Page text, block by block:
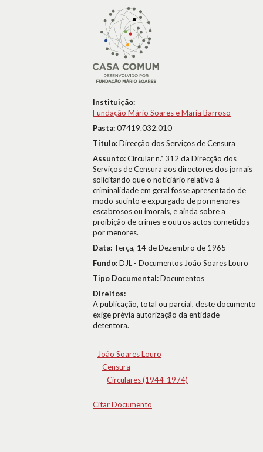
Instituição:
Fundação Mário Soares e Maria Barroso
Pasta:07419.032.010
Título:Direcção dos Serviços de Censura
Assunto:Circular n.º 312 da Direcção dos
Serviços de Censura aos directores dos jornais
solicitando que o noticiário relativo à
criminalidade em geral fosse apresentado de
modo sucinto e expurgado de pormenores
escabrosos ou imorais, e ainda sobre a
proibição de crimes e outros actos cometidos
por menores.
Data: Terça, 14 de Dezembro de 1965
Fundo:DJL - Documentos João Soares Louro
Tipo Documental:Documentos
Direitos:
A publicação, total ou parcial, deste documento
exige prévia autorização da entidade
detentora.
João Soares Louro
Censura
Circulares (1944-1974)
Citar Documento